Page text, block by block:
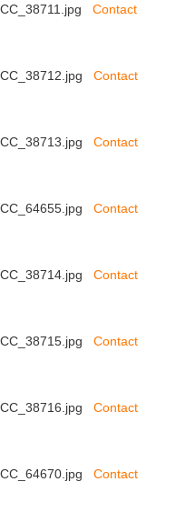
Contact
Contact
Contact
Contact
Contact
Contact
Contact
Contact